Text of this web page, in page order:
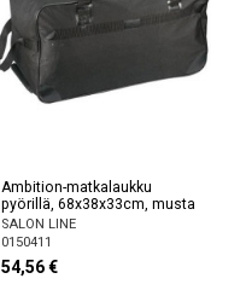
Ambition-matkalaukku
pyörillä, 68x38x33cm, musta
SALON LINE
0150411
54,56 €